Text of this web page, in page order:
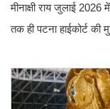
मीनाक्षी राय जुलाई
तक ही पटना हाईकोर्ट की